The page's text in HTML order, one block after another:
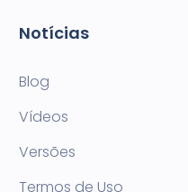
Notícias
Blog
Vídeos
Versões
Termos de Uso